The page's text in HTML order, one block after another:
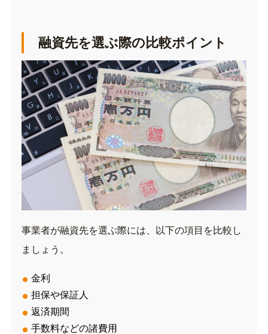
融資先を選ぶ際の比較ポイント
事業者が融資先を選ぶ際には、以下の項目を比較し
ましょう。
金利
担保や保証人
返済期間
手数料などの諸費用